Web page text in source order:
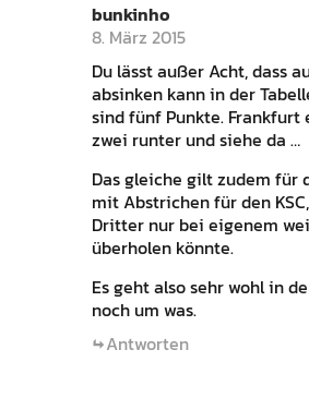
bunkinho
8. März 2015
Du lässt außer Acht, dass
absinken kann in der
sind fünf Punkte. Frankfurt
zwei runter und siehe da …
Das gleiche gilt zudem für
mit Abstrichen für den
Dritter nur bei eigenem
überholen könnte.
Es geht also sehr wohl in
noch um was.
Antworten